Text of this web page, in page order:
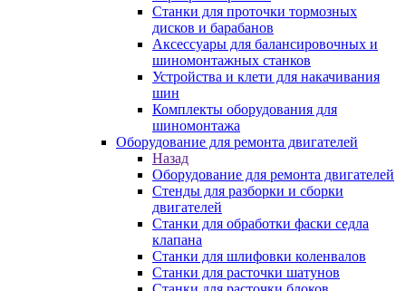
Станки для проточки тормозных
дисков и барабанов
Аксессуары для балансировочных и
шиномонтажных станков
Устройства и клети для накачивания
шин
Комплекты оборудования для
шиномонтажа
Оборудование для ремонта двигателей
Назад
Оборудование для ремонта двигателей
Стенды для разборки и сборки
двигателей
Станки для обработки фаски седла
клапана
Станки для шлифовки коленвалов
Станки для расточки шатунов